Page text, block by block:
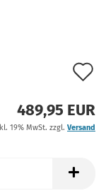
489,95 EUR
19% MwSt. zzgl. Versand